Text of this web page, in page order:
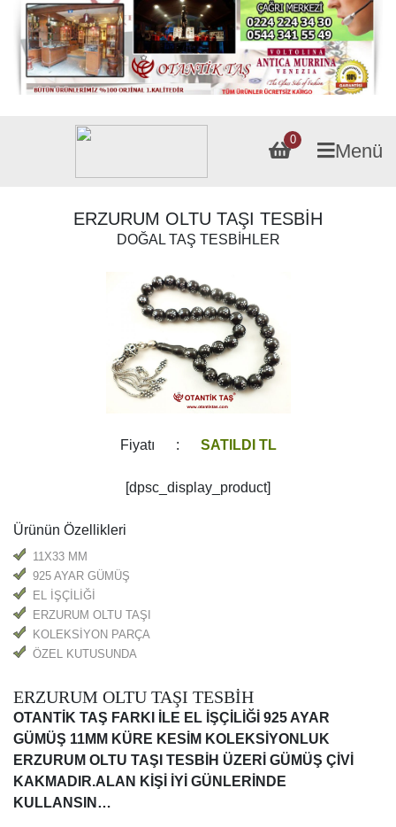
0
Menü
ERZURUM OLTU TAŞI TESBİH
DOĞAL TAŞ TESBİHLER
Fiyatı : SATILDI TL
[dpsc_display_product]
Ürünün Özellikleri
11X33 MM
925 AYAR GÜMÜŞ
EL İŞÇİLİĞİ
ERZURUM OLTU TAŞI
KOLEKSİYON PARÇA
ÖZEL KUTUSUNDA
ERZURUM OLTU TAŞI TESBİH
OTANTİK TAŞ FARKI İLE EL İŞÇİLİĞİ 925 AYAR
GÜMÜŞ 11MM KÜRE KESİM KOLEKSİYONLUK
ERZURUM OLTU TAŞI TESBİH ÜZERİ GÜMÜŞ ÇİVİ
KAKMADIR.ALAN KİŞİ İYİ GÜNLERİNDE
KULLANSIN…